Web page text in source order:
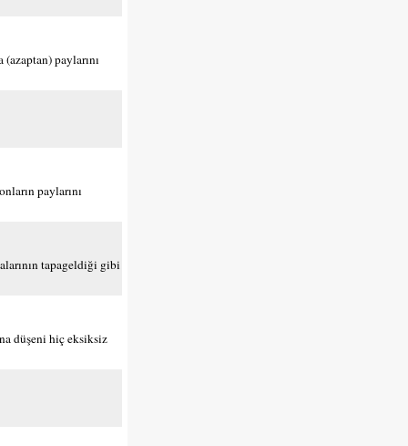
paylarını
paylarını
tapageldiği gibi
düşeni hiç eksiksiz